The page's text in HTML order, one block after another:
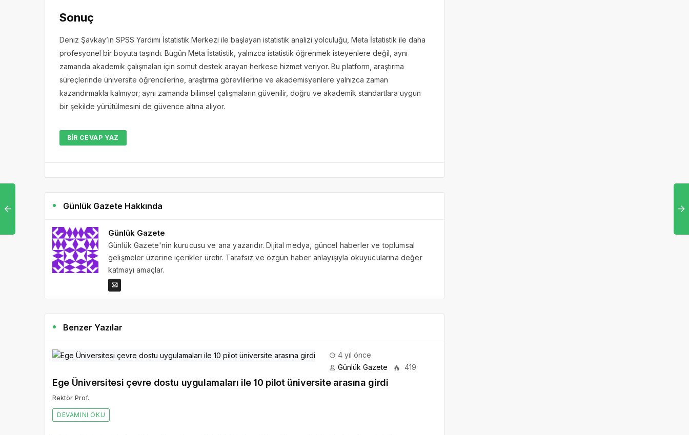
Sonuç
Deniz Şavkay’ın SPSS Yardımı İstatistik Merkezi ile başlayan istatistik analizi yolculuğu, Meta İstatistik ile daha
profesyonel bir boyuta taşındı. Bugün Meta İstatistik, yalnızca istatistik öğrenmek isteyenlere değil, aynı
zamanda akademik çalışmaları için somut destek arayan herkese hizmet veriyor. Bu platform, araştırma
süreçlerinde üniversite öğrencilerine, araştırma görevlilerine ve akademisyenlere yalnızca zaman
kazandırmakla kalmıyor; aynı zamanda bilimsel çalışmaların güvenilir, doğru ve akademik standartlara uygun
bir şekilde yürütülmesini de güvence altına alıyor.
BIR CEVAP YAZ
Günlük Gazete Hakkında
Günlük Gazete
Günlük Gazete'nin kurucusu ve ana yazarıdır. Dijital medya, güncel haberler ve toplumsal
gelişmeler üzerine içerikler üretir. Tarafsız ve özgün haber anlayışıyla okuyucularına değer
katmayı amaçlar.
Benzer Yazılar
4 yıl önce
Günlük Gazete
419
Ege Üniversitesi çevre dostu uygulamaları ile 10 pilot üniversite arasına girdi
Rektör Prof.
DEVAMINI OKU